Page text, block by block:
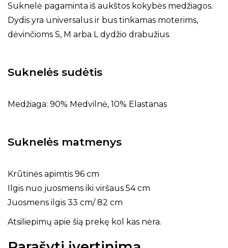
Suknelė pagaminta iš aukštos kokybės medžiagos.
Dydis yra universalus ir bus tinkamas moterims,
dėvinčioms S, M arba L dydžio drabužius.
Suknelės sudėtis
Medžiaga: 90% Medvilnė, 10% Elastanas
Suknelės matmenys
Krūtinės apimtis 96 cm
Ilgis nuo juosmens iki viršaus 54 cm
Juosmens ilgis 33 cm/ 82 cm
Atsiliepimų apie šią prekę kol kas nėra.